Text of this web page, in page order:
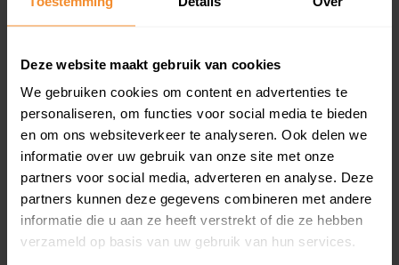
Deze website maakt gebruik van cookies
We gebruiken cookies om content en advertenties te
personaliseren, om functies voor social media te bieden
en om ons websiteverkeer te analyseren. Ook delen we
informatie over uw gebruik van onze site met onze
partners voor social media, adverteren en analyse. Deze
partners kunnen deze gegevens combineren met andere
informatie die u aan ze heeft verstrekt of die ze hebben
verzameld op basis van uw gebruik van hun services.
Bekijk product
Direct leverbaar